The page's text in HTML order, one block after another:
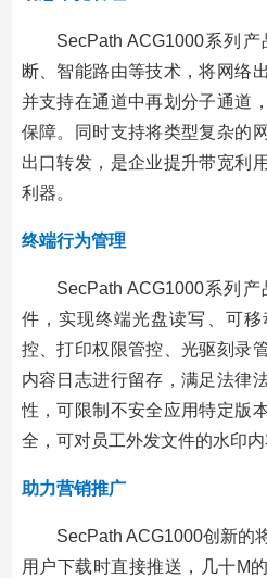
SecPath ACG1000系列
断、智能路由等技术，将网络
并支持在通道中再划分子通道
保障。同时支持将类型复杂的
出口转发，是企业提升带宽利
利器。
终端行为管理
SecPath ACG1000系列
件，实现终端光盘读写、可
控、打印权限管控、光驱刻录
内容日志进行留存，满足法律
性，可限制不安全应用特定版
全，可对员工外发文件的水印
助力营销推广
SecPath ACG1000创新的
用户下载时直接推送，几十M